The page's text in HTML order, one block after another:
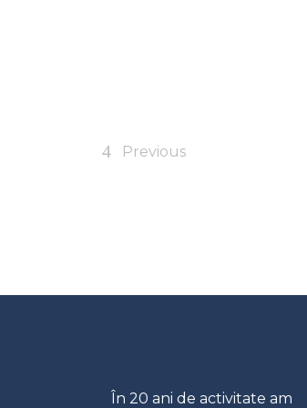
Previous
În 20 ani de activitate am